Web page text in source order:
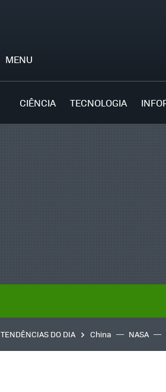
MENU
CIÊNCIA TECNOLOGIA
TENDÊNCIAS DO DIA China NASA